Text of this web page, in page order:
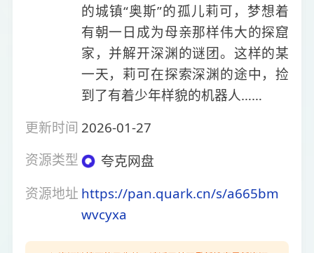
的城镇“奥斯”的孤儿莉可，梦想着
有朝一日成为母亲那样伟大的探窟
家，并解开深渊的谜团。这样的某
一天，莉可在探索深渊的途中，捡
到了有着少年样貌的机器人……
更新时间 2026-01-27
资源类型
夸克网盘
资源地址 https://pan.quark.cn/s/a665bm
wvcyxa